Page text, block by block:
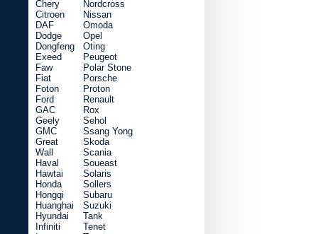
Chery
Citroen
DAF
Dodge
Dongfeng
Exeed
Faw
Fiat
Foton
Ford
GAC
Geely
GMC
Great
Wall
Haval
Hawtai
Honda
Hongqi
Huanghai
Hyundai
Infiniti
Nordcross
Nissan
Omoda
Opel
Oting
Peugeot
Polar Stone
Porsche
Proton
Renault
Rox
Sehol
Ssang Yong
Skoda
Scania
Soueast
Solaris
Sollers
Subaru
Suzuki
Tank
Tenet